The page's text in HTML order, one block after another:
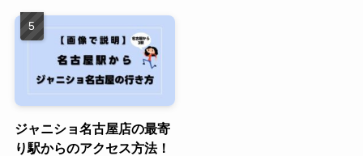
ジャニショ名古屋店の最寄
り駅からのアクセス方法！